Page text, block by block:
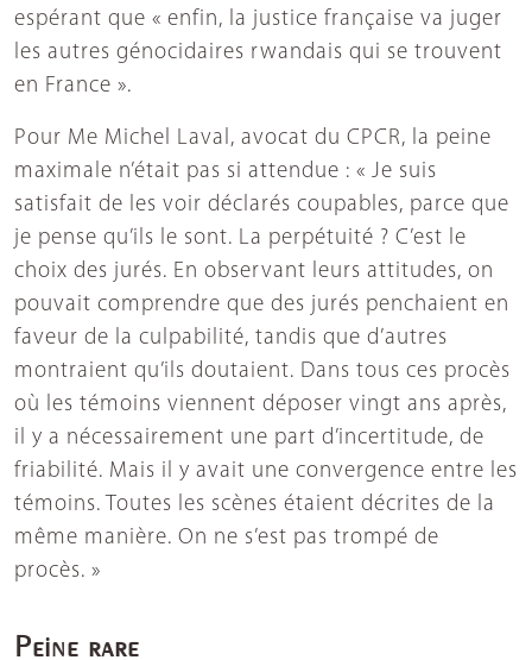
espérant que « enfin, la justice française va juger
les autres génocidaires rwandais qui se trouvent
en France ».
Pour Me Michel Laval, avocat du CPCR, la peine
maximale n’était pas si attendue : « Je suis
satisfait de les voir déclarés coupables, parce que
je pense qu’ils le sont. La perpétuité ? C’est le
choix des jurés. En observant leurs attitudes, on
pouvait comprendre que des jurés penchaient en
faveur de la culpabilité, tandis que d’autres
montraient qu’ils doutaient. Dans tous ces procès
où les témoins viennent déposer vingt ans après,
il y a nécessairement une part d’incertitude, de
friabilité. Mais il y avait une convergence entre les
témoins. Toutes les scènes étaient décrites de la
même manière. On ne s’est pas trompé de
procès. »
Peine rare